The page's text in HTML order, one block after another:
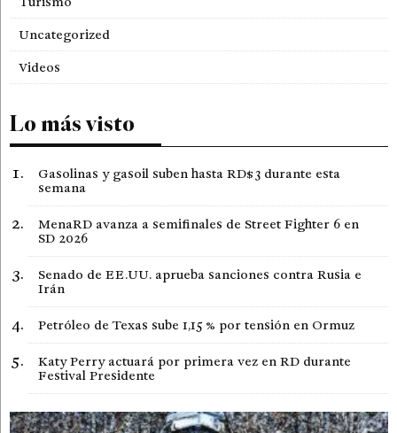
Uncategorized
Videos
Lo más visto
Gasolinas y gasoil suben hasta RD$3 durante esta
semana
MenaRD avanza a semifinales de Street Fighter 6 en
SD 2026
Senado de EE.UU. aprueba sanciones contra Rusia e
Irán
Petróleo de Texas sube 1,15 % por tensión en Ormuz
Katy Perry actuará por primera vez en RD durante
Festival Presidente